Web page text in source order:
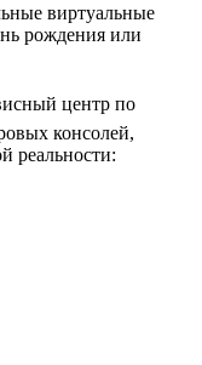
виртуальные
рождения или
центр по
консолей,
реальности: